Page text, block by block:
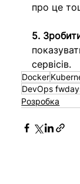
про це
5.
сервісів.
Docker
DevOps
Розробка